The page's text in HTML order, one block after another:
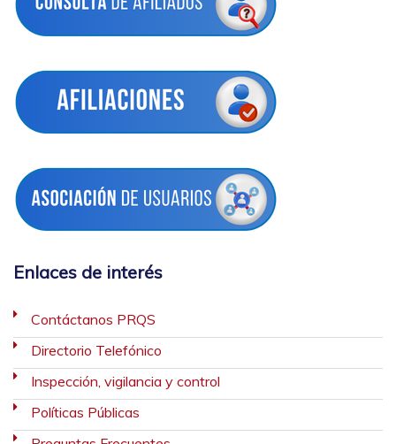
Enlaces de interés
Contáctanos PRQS
Directorio Telefónico
Inspección, vigilancia y control
Políticas Públicas